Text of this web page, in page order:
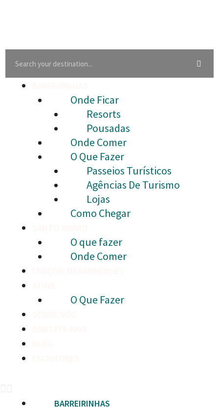
Onde Ficar
Resorts
Pousadas
Onde Comer
O Que Fazer
Passeios Turísticos
Agências De Turismo
Lojas
Como Chegar
O que fazer
Onde Comer
O Que Fazer
BARREIRINHAS